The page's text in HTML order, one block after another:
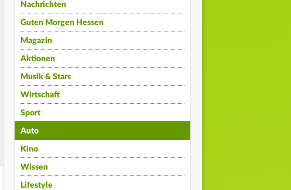
Nachrichten
Guten Morgen Hessen
Magazin
Aktionen
Musik & Stars
Wirtschaft
Sport
Auto
Kino
Wissen
Lifestyle